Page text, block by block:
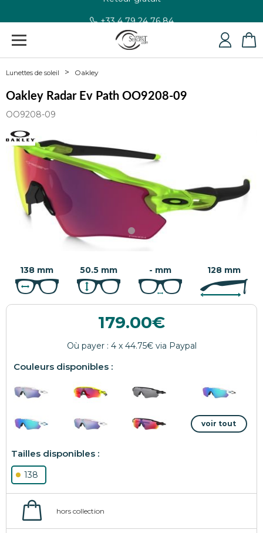
+33 4 79 24 76 84
Lunettes de soleil Oakley
Oakley Radar Ev Path OO9208-09
OO9208-09
138 mm 50.5 mm - mm 128 mm
179.00
138